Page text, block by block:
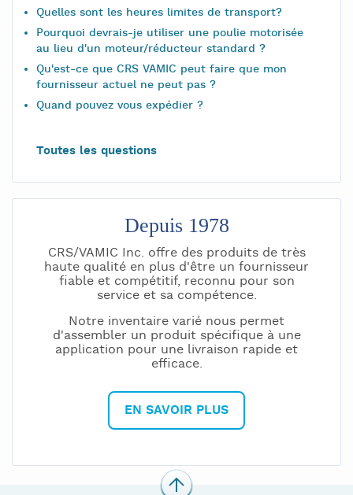
Quelles sont les heures limites de transport?
Pourquoi devrais-je utiliser une poulie motorisée
au lieu d'un moteur/réducteur standard ?
Qu'est-ce que CRS VAMIC peut faire que mon
fournisseur actuel ne peut pas ?
Quand pouvez vous expédier ?
Toutes les questions
Depuis 1978
CRS/VAMIC Inc. offre des produits de très
haute qualité en plus d'être un fournisseur
fiable et compétitif, reconnu pour son
service et sa compétence.
Notre inventaire varié nous permet
d'assembler un produit spécifique à une
application pour une livraison rapide et
efficace.
EN SAVOIR PLUS